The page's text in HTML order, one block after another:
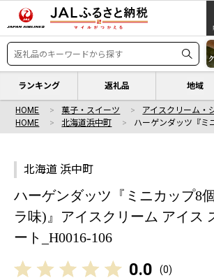
ランキング 返礼品 地域
HOME 菓子・スイーツ アイスクリーム・
HOME
北海道浜中町 ハーゲンダッツ『ミ
北海道 浜中町
ハーゲンダッツ『ミニカップ8
ラ味)』アイスクリーム アイス
ート_H0016-106
0.0 (0)